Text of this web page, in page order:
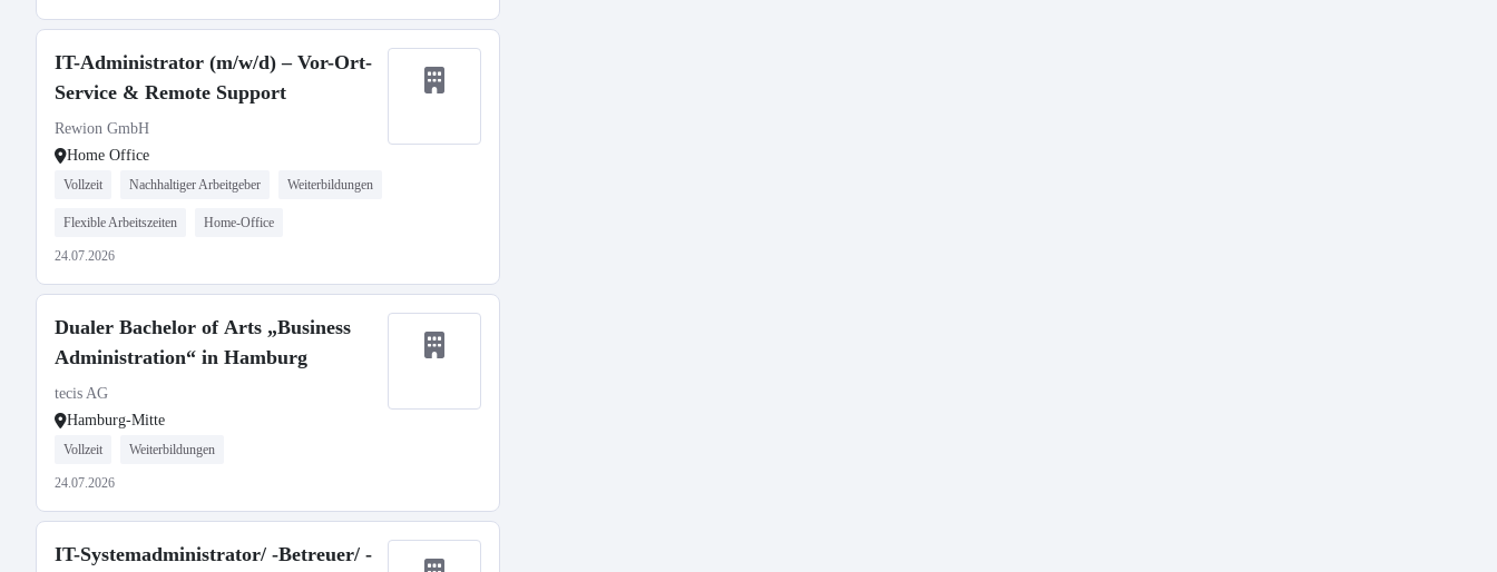
IT-Administrator (m/w/d) – Vor-Ort-
Service & Remote Support
Rewion GmbH
Home Office
Vollzeit Nachhaltiger Arbeitgeber Weiterbildungen
Flexible Arbeitszeiten Home-Office
24.07.2026
Dualer Bachelor of Arts „Business
Administration“ in Hamburg
tecis AG
Hamburg-Mitte
Vollzeit Weiterbildungen
24.07.2026
IT-Systemadministrator/ -Betreuer/ -